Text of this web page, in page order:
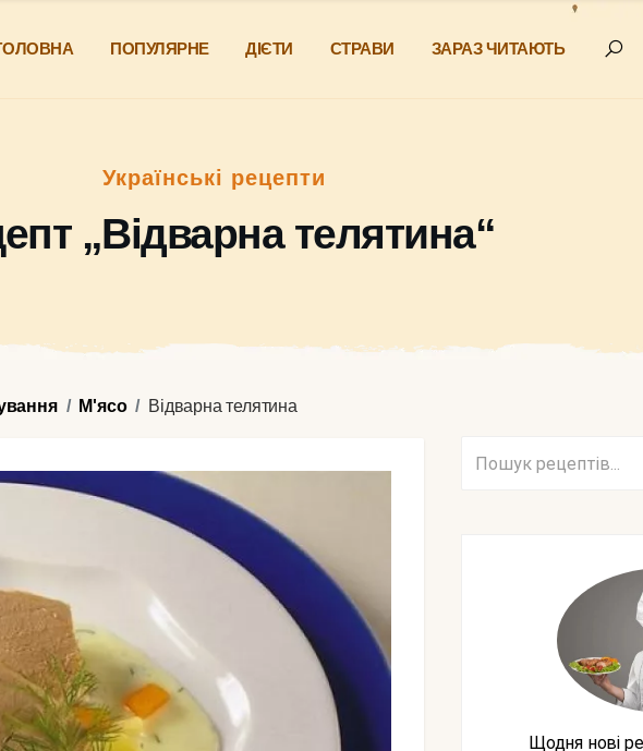
ПОПУЛЯРНЕ ДІЄТИ СТРАВИ ЗАРАЗ ЧИТАЮТЬ
Українські рецепти
„Відварна телятина“
М'ясо Відварна телятина
Щодня нові рецепти від домашніх